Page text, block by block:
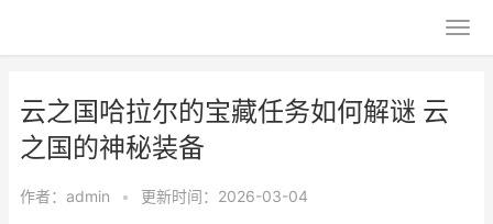
云之国哈拉尔的宝藏任务如何解谜 云
之国的神秘装备
作者： admin • 更新时间：2026-03-04